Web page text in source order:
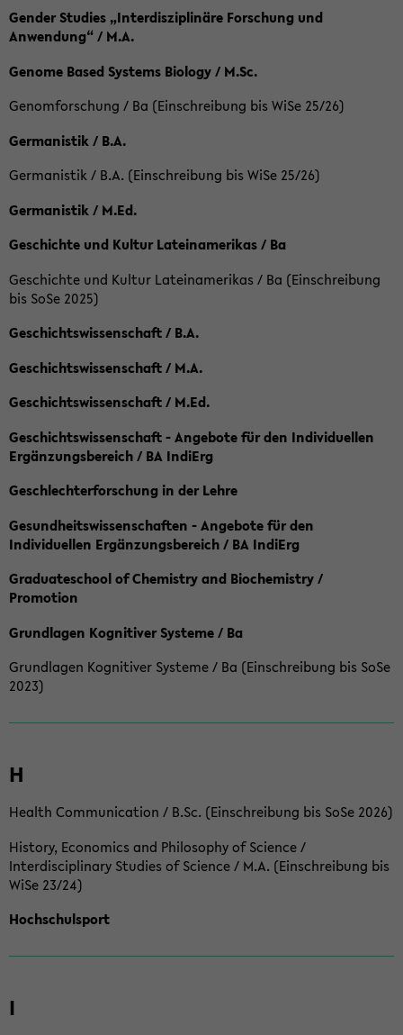
Gender Studies „Interdisziplinäre Forschung und
Anwendung“ / M.A.
Genome Based Systems Biology / M.Sc.
Genomforschung / Ba (Einschreibung bis WiSe 25/26)
Germanistik / B.A.
Germanistik / B.A. (Einschreibung bis WiSe 25/26)
Germanistik / M.Ed.
Geschichte und Kultur Lateinamerikas / Ba
Geschichte und Kultur Lateinamerikas / Ba (Einschreibung
bis SoSe 2025)
Geschichtswissenschaft / B.A.
Geschichtswissenschaft / M.A.
Geschichtswissenschaft / M.Ed.
Geschichtswissenschaft - Angebote für den Individuellen
Ergänzungsbereich / BA IndiErg
Geschlechterforschung in der Lehre
Gesundheitswissenschaften - Angebote für den
Individuellen Ergänzungsbereich / BA IndiErg
Graduateschool of Chemistry and Biochemistry /
Promotion
Grundlagen Kognitiver Systeme / Ba
Grundlagen Kognitiver Systeme / Ba (Einschreibung bis SoSe
2023)
H
Health Communication / B.Sc. (Einschreibung bis SoSe 2026)
History, Economics and Philosophy of Science /
Interdisciplinary Studies of Science / M.A. (Einschreibung bis
WiSe 23/24)
Hochschulsport
I